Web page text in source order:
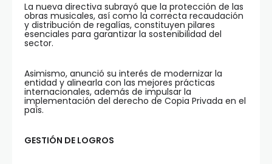
La nueva directiva subrayó que la protección de las
obras musicales, así como la correcta recaudación
y distribución de regalías, constituyen pilares
esenciales para garantizar la sostenibilidad del
sector.
Asimismo, anunció su interés de modernizar la
entidad y alinearla con las mejores prácticas
internacionales, además de impulsar la
implementación del derecho de Copia Privada en el
país.
GESTIÓN DE LOGROS